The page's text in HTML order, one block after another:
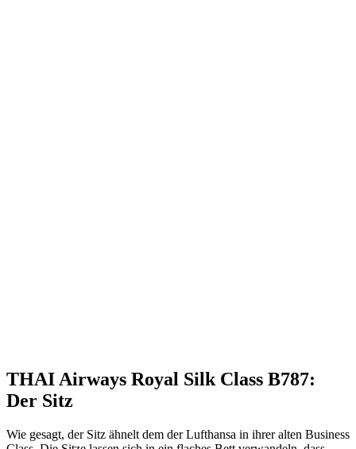
THAI Airways Royal Silk Class B787:
Der Sitz
Wie gesagt, der Sitz ähnelt dem der Lufthansa in ihrer alten Business